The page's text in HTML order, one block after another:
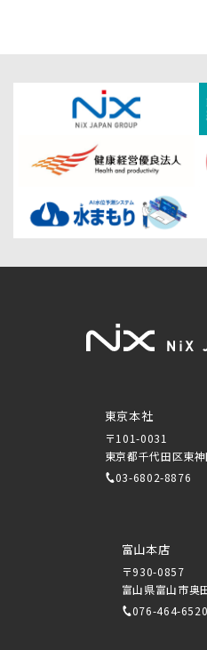
東京本社
〒101-0031
東京都千代田区東
03-6802-8876
富山本店
〒930-0857
富山県富山市奥
076-464-6520